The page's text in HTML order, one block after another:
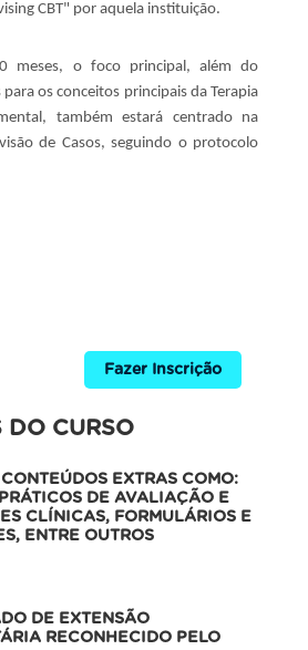
CBT" por aquela instituição.
meses, o foco principal, além do
os conceitos principais da Terapia
também estará centrado na
de Casos, seguindo o protocolo
Fazer Inscrição
DO CURSO
EXTRAS COMO:
DE AVALIAÇÃO E
CLÍNICAS, FORMULÁRIOS E
ENTRE OUTROS
DE EXTENSÃO
RECONHECIDO PELO